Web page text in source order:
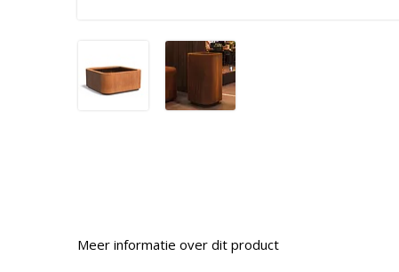
Meer informatie over dit product